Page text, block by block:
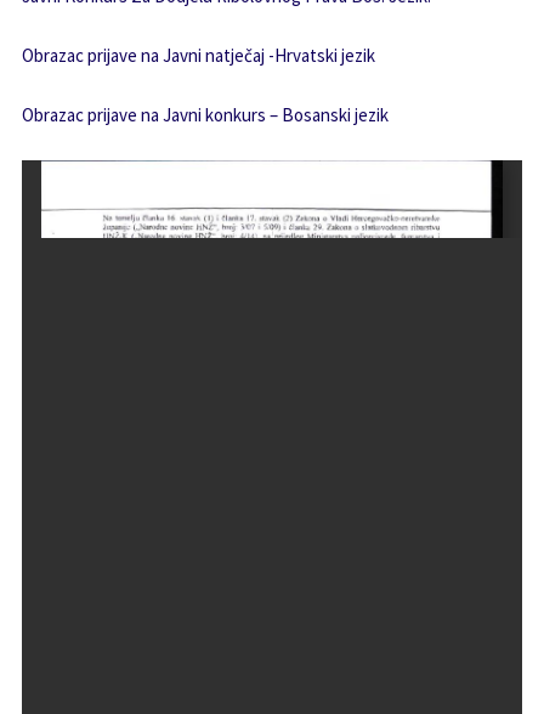
Obrazac prijave na Javni natječaj -Hrvatski jezik
Obrazac prijave na Javni konkurs – Bosanski jezik